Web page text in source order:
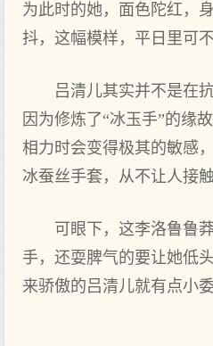
为此时的她，面色陀红，
抖，这幅模样，平日里可
吕清儿其实并不是在
因为修炼了“冰玉手”的缘
相力时会变得极其的敏感
冰蚕丝手套，从不让人接
可眼下，这李洛鲁鲁
手，还耍脾气的要让她低
来骄傲的吕清儿就有点小委